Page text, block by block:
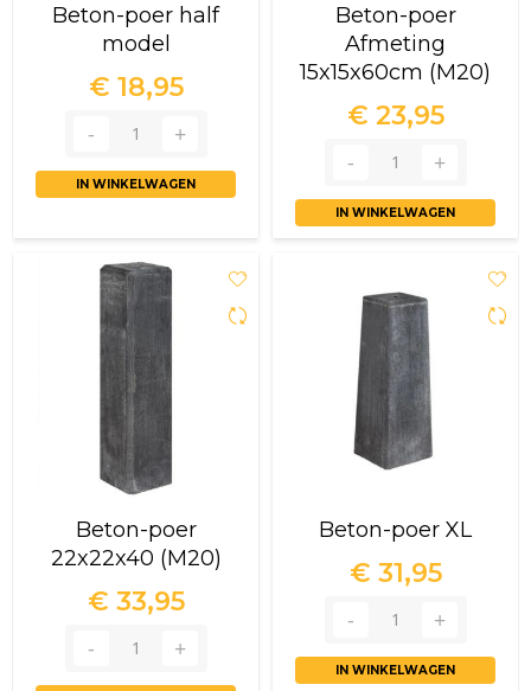
Beton-poer half
model
€ 18,95
IN WINKELWAGEN
Beton-poer
Afmeting
15x15x60cm (M20)
€ 23,95
IN WINKELWAGEN
Beton-poer
22x22x40 (M20)
€ 33,95
Beton-poer XL
€ 31,95
IN WINKELWAGEN